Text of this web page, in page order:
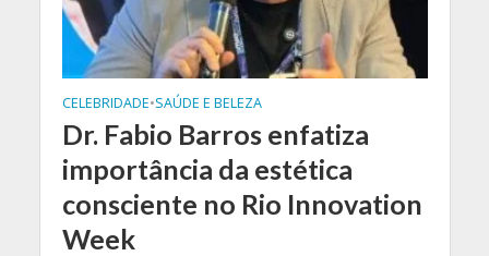
CELEBRIDADE•SAÚDE E BELEZA
Dr. Fabio Barros enfatiza
importância da estética
consciente no Rio Innovation
Week